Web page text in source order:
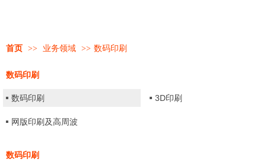
首页 >> 业务领域 >> 数码印刷
数码印刷
数码印刷 3D印刷
网版印刷及高周波
数码印刷